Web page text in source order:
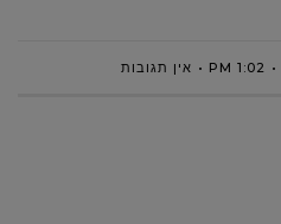
1:02 PM אין תגובות